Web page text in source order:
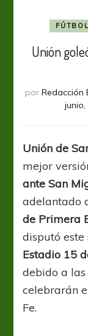
Unión
por Redacción
junio,
Unión de
mejor
ante San
adelantado
de Primera
disputó este
Estadio 15
debido a
celebrarán
Fe.